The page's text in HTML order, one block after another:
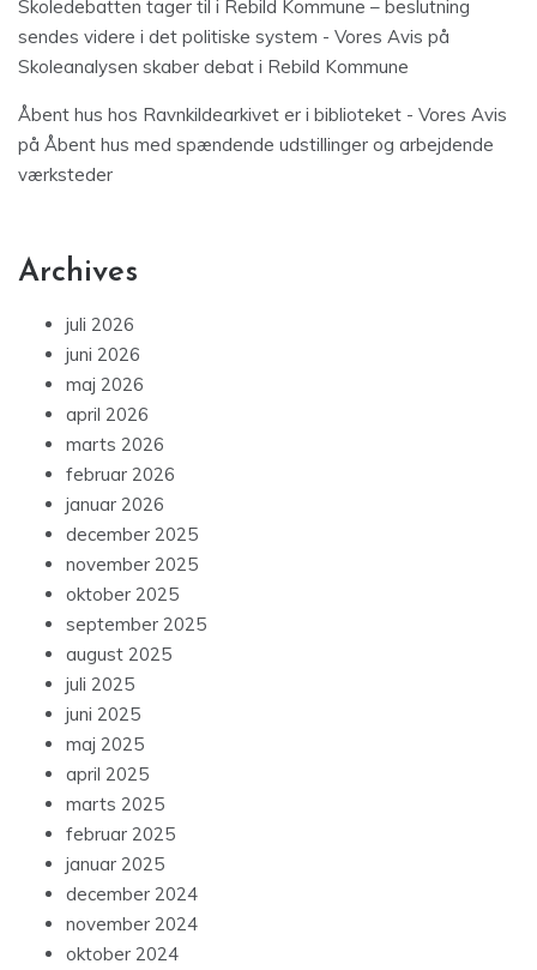
Skoledebatten tager til i Rebild Kommune – beslutning
sendes videre i det politiske system - Vores Avis på
Skoleanalysen skaber debat i Rebild Kommune
Åbent hus hos Ravnkildearkivet er i biblioteket - Vores Avis
på Åbent hus med spændende udstillinger og arbejdende
værksteder
Archives
juli 2026
juni 2026
maj 2026
april 2026
marts 2026
februar 2026
januar 2026
december 2025
november 2025
oktober 2025
september 2025
august 2025
juli 2025
juni 2025
maj 2025
april 2025
marts 2025
februar 2025
januar 2025
december 2024
november 2024
oktober 2024